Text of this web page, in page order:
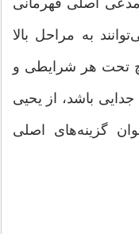
به مراحل بالا
تحت هر شرایطی و
باشد، از یحیی
گزینه‌های اصلی